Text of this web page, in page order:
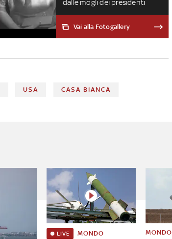
dalle mogli dei presidenti
Vai alla Fotogallery
USA CASA BIANCA
LIVE MONDO MONDO